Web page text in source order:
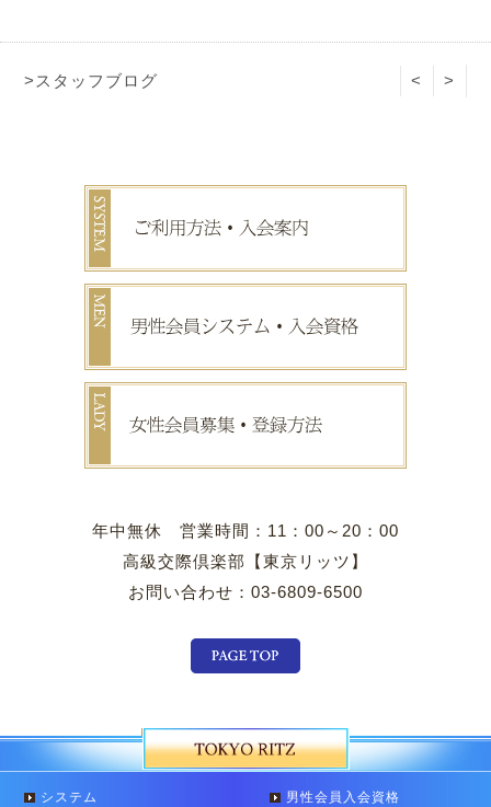
>スタッフブログ < >
年中無休 営業時間：11：00～20：00
高級交際倶楽部【東京リッツ】
お問い合わせ：03-6809-6500
システム 男性会員入会資格